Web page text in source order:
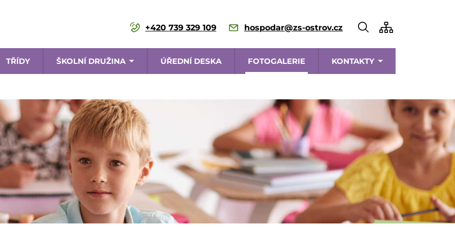
+420 739 329 109 hospodar@zs-ostrov.cz
TŘÍDY ŠKOLNÍ DRUŽINA ÚŘEDNÍ DESKA FOTOGALERIE KONTAKTY